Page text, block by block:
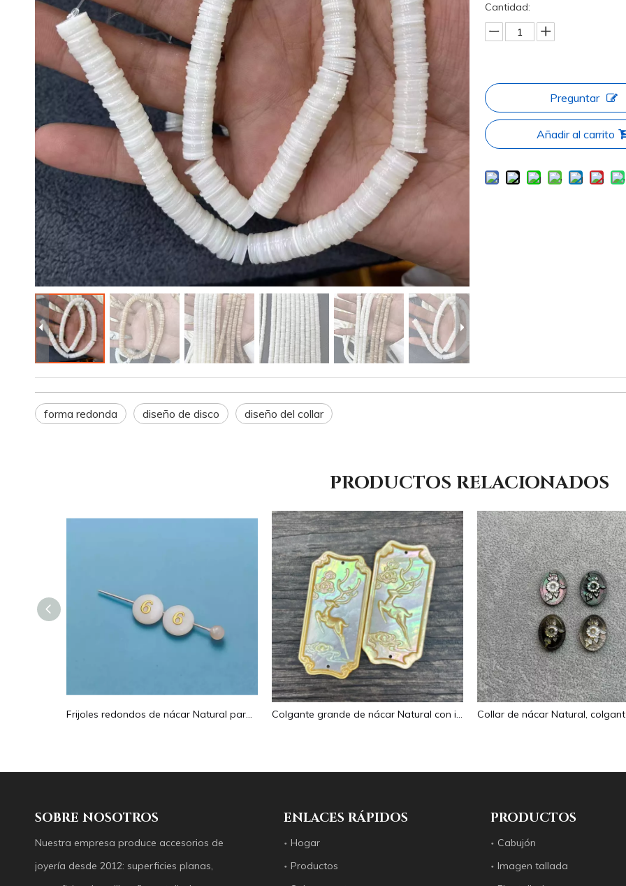
Cantidad:
Preguntar
Añadir al carrito
forma redonda diseño de disco diseño del collar
PRODUCTOS RELACIONADOS
Frijoles redondos de nácar Natural para diseño de collar, corte de letras, cabujón de tamaño pequeño, fabricación de pulseras, concha de diseño Colgante grande de nácar Natural con imagen de animal, cuadrado de corte para collar con cabujón de diseño en relieve de concha amarilla
SOBRE NOSOTROS
Nuestra empresa produce accesorios de
joyería desde 2012: superficies planas,
ENLACES RÁPIDOS
Hogar
Productos
PRODUCTOS
Cabujón
Imagen tallada